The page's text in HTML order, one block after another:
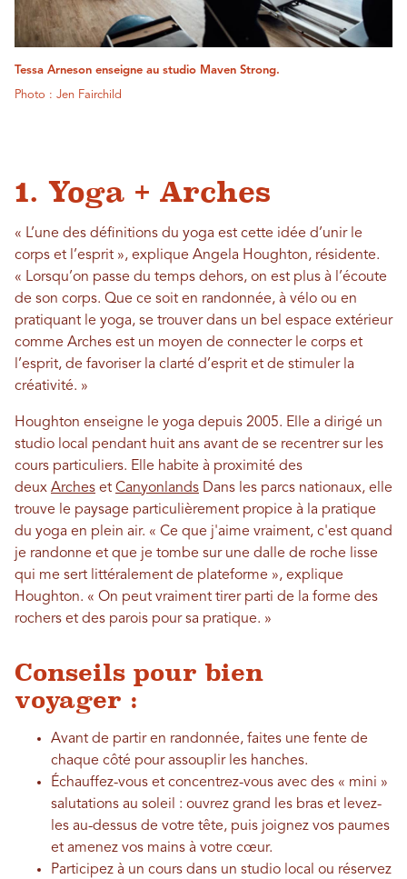
Tessa Arneson enseigne au studio Maven Strong.
Photo : Jen Fairchild
1. Yoga + Arches
« L’une des définitions du yoga est cette idée d’unir le
corps et l’esprit », explique Angela Houghton, résidente.
« Lorsqu’on passe du temps dehors, on est plus à l’écoute
de son corps. Que ce soit en randonnée, à vélo ou en
pratiquant le yoga, se trouver dans un bel espace extérieur
comme Arches est un moyen de connecter le corps et
l’esprit, de favoriser la clarté d’esprit et de stimuler la
créativité. »
Houghton enseigne le yoga depuis 2005. Elle a dirigé un
studio local pendant huit ans avant de se recentrer sur les
cours particuliers. Elle habite à proximité des
deux Arches et Canyonlands Dans les parcs nationaux, elle
trouve le paysage particulièrement propice à la pratique
du yoga en plein air. « Ce que j'aime vraiment, c'est quand
je randonne et que je tombe sur une dalle de roche lisse
qui me sert littéralement de plateforme », explique
Houghton. « On peut vraiment tirer parti de la forme des
rochers et des parois pour sa pratique. »
Conseils pour bien
voyager :
Avant de partir en randonnée, faites une fente de
chaque côté pour assouplir les hanches.
Échauffez-vous et concentrez-vous avec des « mini »
salutations au soleil : ouvrez grand les bras et levez-
les au-dessus de votre tête, puis joignez vos paumes
et amenez vos mains à votre cœur.
Participez à un cours dans un studio local ou réservez